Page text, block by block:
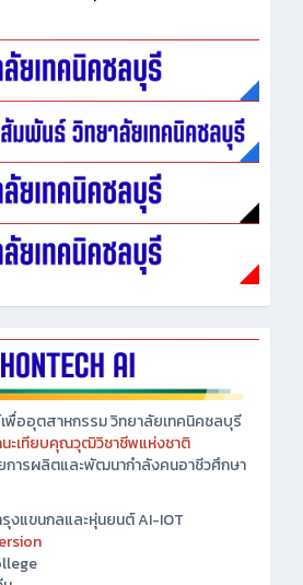
ออุตสาหกรรม วิทยาลัยเทคนิคชลบุรี
ะเทียบคุณวุฒิวิชาชีพแห่งชาติ
การผลิตและพัฒนากำลังคนอาชีวศึกษา
แขนกลและหุ่นยนต์ AI-IOT